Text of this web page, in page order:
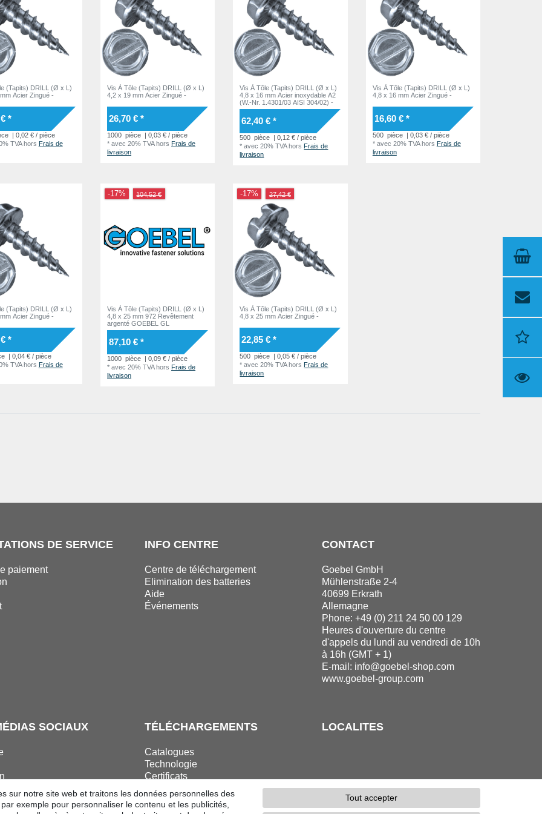
(Tapits) DRILL (Ø x L)
Acier Zingué -
*
| 0,02 € / pièce
TVAhors Frais de
Vis À Tôle (Tapits) DRILL (Ø x L)
4,2 x 19 mm Acier Zingué -
26,70 € *
1000 pièce | 0,03 € / pièce
*avec 20% TVAhorsFrais de
livraison
Vis À Tôle (Tapits) DRILL (Ø x L)
4,8 x 16 mm Acier inoxydable A2
(W.-Nr. 1.4301/03 AISI 304/02) -
62,40 € *
500 pièce | 0,12 € / pièce
*avec 20% TVAhorsFrais de
livraison
Vis À Tôle (Tapits) DRILL (Ø x L)
4,8 x 16 mm Acier Zingué -
16,60 € *
500 pièce | 0,03 € / pièce
* avec 20% TVAhors Frais de
livraison
(Tapits) DRILL (Ø x L)
Acier Zingué -
*
| 0,04 € / pièce
TVAhors Frais de
-17%
Vis À Tôle (Tapits) DRILL (Ø x L)
4,8 x 25 mm 972 Revêtement
argenté GOEBEL GL
104,52 €
87,10 € *
1000 pièce | 0,09 € / pièce
*avec 20% TVAhorsFrais de
livraison
-17%
Vis À Tôle (Tapits) DRILL (Ø x L)
4,8 x 25 mm Acier Zingué -
27,42 €
22,85 € *
500 pièce | 0,05 € / pièce
*avec 20% TVAhorsFrais de
livraison
DE SERVICE
paiement
INFO CENTRE
Centre de téléchargement
Elimination des batteries
Aide
Événements
CONTACT
Goebel GmbH
Mühlenstraße 2-4
40699 Erkrath
Allemagne
Phone: +49 (0) 211 24 50 00 129
Heures d'ouverture du centre
d'appels du lundi au vendredi de 10h
à 16h (GMT + 1)
E-mail: info@goebel-shop.com
www.goebel-group.com
SOCIAUX TÉLÉCHARGEMENTS
Catalogues
Technologie
Certificats
Études
Promotion
LOCALITES
sur notre site web et traitons les données personnelles des
exemple pour personnaliser le contenu et les publicités,
Tout accepter